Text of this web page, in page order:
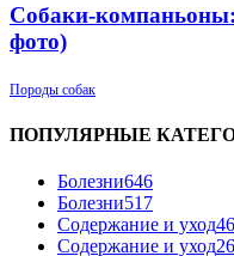
Собаки-
фото)
Породы собак
ПОПУЛЯРНЫЕ
Болезни646
Болезни517
Содержание и уход
Содержание и уход